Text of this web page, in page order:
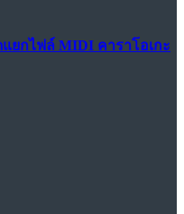
แยกไฟล์ MIDI คาราโอเกะ